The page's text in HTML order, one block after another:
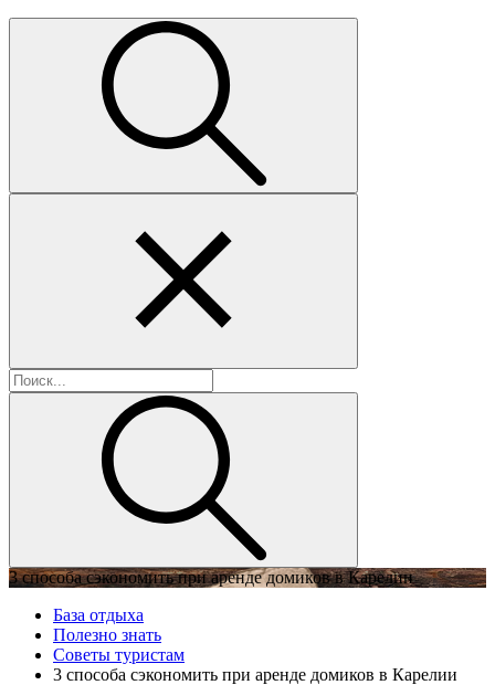
3 способа сэкономить при аренде домиков в Карелии
База отдыха
Полезно знать
Советы туристам
3 способа сэкономить при аренде домиков в Карелии